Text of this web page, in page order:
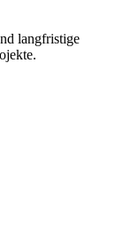
langfristige